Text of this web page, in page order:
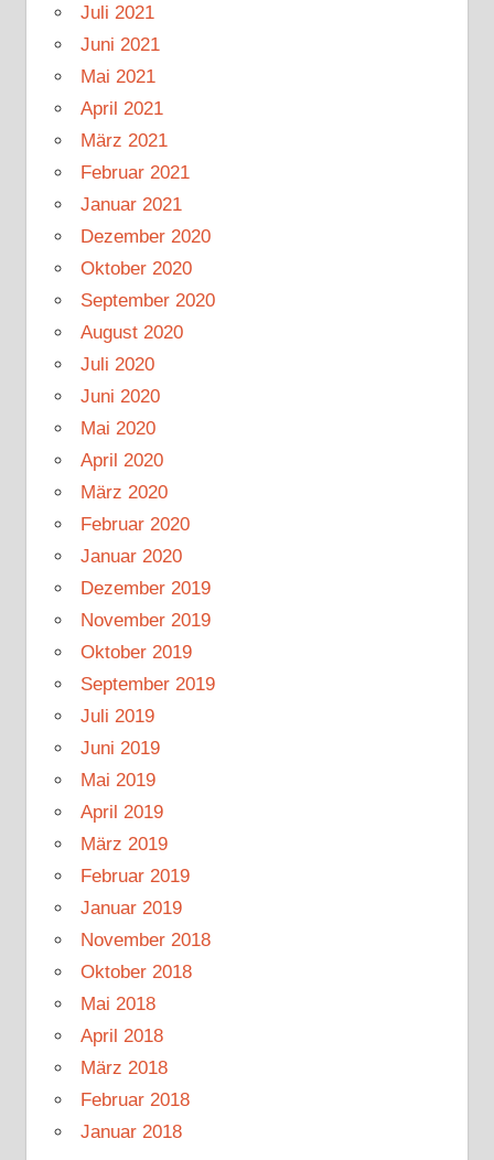
Juli 2021
Juni 2021
Mai 2021
April 2021
März 2021
Februar 2021
Januar 2021
Dezember 2020
Oktober 2020
September 2020
August 2020
Juli 2020
Juni 2020
Mai 2020
April 2020
März 2020
Februar 2020
Januar 2020
Dezember 2019
November 2019
Oktober 2019
September 2019
Juli 2019
Juni 2019
Mai 2019
April 2019
März 2019
Februar 2019
Januar 2019
November 2018
Oktober 2018
Mai 2018
April 2018
März 2018
Februar 2018
Januar 2018